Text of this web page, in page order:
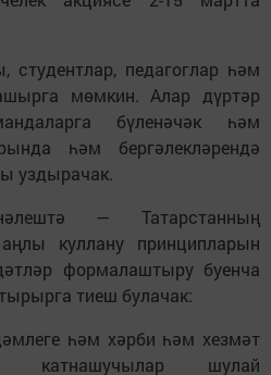
студентлар, педагоглар һәм
мөмкин. Алар дүртәр
бүленәчәк һәм
һәм бергәлекләрендә
уздырачак.
— Татарстанның
аңлы куллану принципларын
формалаштыру буенча
тиеш булачак:
һәм хәрби һәм хезмәт
катнашучылар шулай